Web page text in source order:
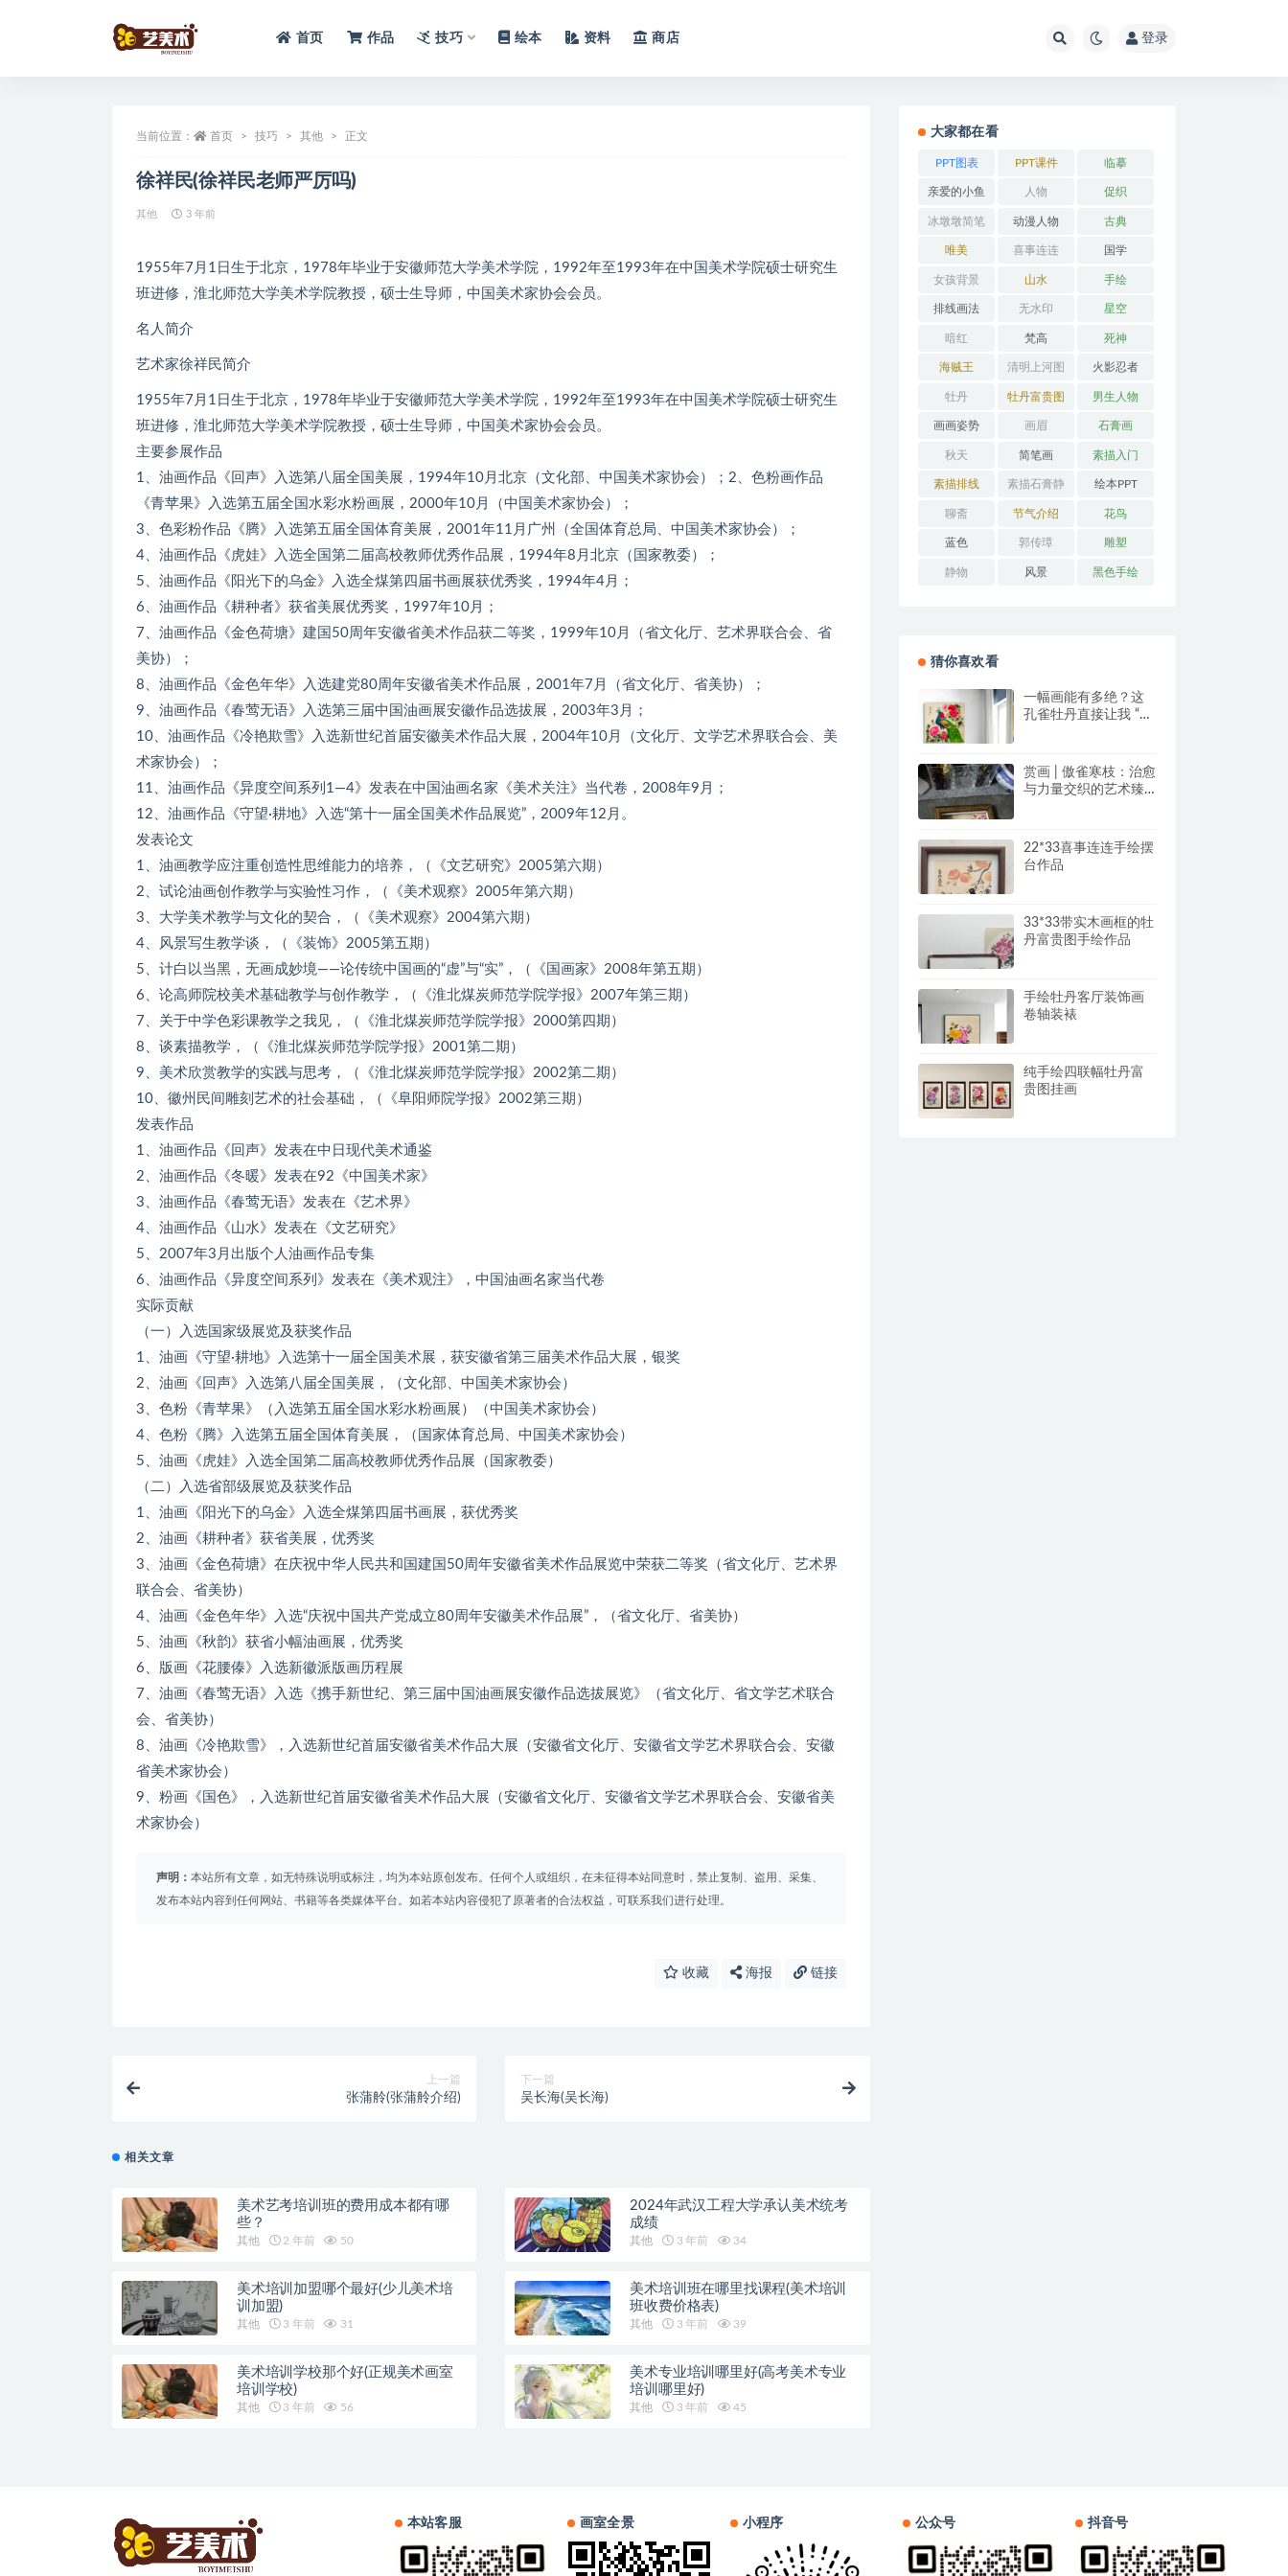
首页 作品 技巧 绘本 资料 商店 登录
当前位置： 首页 技巧 其他 正文
徐祥民(徐祥民老师严厉吗)
其他 3 年前
1955年7月1日生于北京，1978年毕业于安徽师范大学美术学院，1992年至1993年在中国美术学院硕士研究生
班进修，淮北师范大学美术学院教授，硕士生导师，中国美术家协会会员。
名人简介
艺术家徐祥民简介
1955年7月1日生于北京，1978年毕业于安徽师范大学美术学院，1992年至1993年在中国美术学院硕士研究生
班进修，淮北师范大学美术学院教授，硕士生导师，中国美术家协会会员。
主要参展作品
1、油画作品《回声》入选第八届全国美展，1994年10月北京（文化部、中国美术家协会）；2、色粉画作品
《青苹果》入选第五届全国水彩水粉画展，2000年10月（中国美术家协会）；
3、色彩粉作品《腾》入选第五届全国体育美展，2001年11月广州（全国体育总局、中国美术家协会）；
4、油画作品《虎娃》入选全国第二届高校教师优秀作品展，1994年8月北京（国家教委）；
5、油画作品《阳光下的乌金》入选全煤第四届书画展获优秀奖，1994年4月；
6、油画作品《耕种者》获省美展优秀奖，1997年10月；
7、油画作品《金色荷塘》建国50周年安徽省美术作品获二等奖，1999年10月（省文化厅、艺术界联合会、省
美协）；
8、油画作品《金色年华》入选建党80周年安徽省美术作品展，2001年7月（省文化厅、省美协）；
9、油画作品《春莺无语》入选第三届中国油画展安徽作品选拔展，2003年3月；
10、油画作品《冷艳欺雪》入选新世纪首届安徽美术作品大展，2004年10月（文化厅、文学艺术界联合会、美
术家协会）；
11、油画作品《异度空间系列1—4》发表在中国油画名家《美术关注》当代卷，2008年9月；
12、油画作品《守望·耕地》入选“第十一届全国美术作品展览”，2009年12月。
发表论文
1、油画教学应注重创造性思维能力的培养，（《文艺研究》2005第六期）
2、试论油画创作教学与实验性习作，（《美术观察》2005年第六期）
3、大学美术教学与文化的契合，（《美术观察》2004第六期）
4、风景写生教学谈，（《装饰》2005第五期）
5、计白以当黑，无画成妙境——论传统中国画的“虚”与“实”，（《国画家》2008年第五期）
6、论高师院校美术基础教学与创作教学，（《淮北煤炭师范学院学报》2007年第三期）
7、关于中学色彩课教学之我见，（《淮北煤炭师范学院学报》2000第四期）
8、谈素描教学，（《淮北煤炭师范学院学报》2001第二期）
9、美术欣赏教学的实践与思考，（《淮北煤炭师范学院学报》2002第二期）
10、徽州民间雕刻艺术的社会基础，（《阜阳师院学报》2002第三期）
发表作品
1、油画作品《回声》发表在中日现代美术通鉴
2、油画作品《冬暖》发表在92《中国美术家》
3、油画作品《春莺无语》发表在《艺术界》
4、油画作品《山水》发表在《文艺研究》
5、2007年3月出版个人油画作品专集
6、油画作品《异度空间系列》发表在《美术观注》，中国油画名家当代卷
实际贡献
（一）入选国家级展览及获奖作品
1、油画《守望·耕地》入选第十一届全国美术展，获安徽省第三届美术作品大展，银奖
2、油画《回声》入选第八届全国美展，（文化部、中国美术家协会）
3、色粉《青苹果》（入选第五届全国水彩水粉画展）（中国美术家协会）
4、色粉《腾》入选第五届全国体育美展，（国家体育总局、中国美术家协会）
5、油画《虎娃》入选全国第二届高校教师优秀作品展（国家教委）
（二）入选省部级展览及获奖作品
1、油画《阳光下的乌金》入选全煤第四届书画展，获优秀奖
2、油画《耕种者》获省美展，优秀奖
3、油画《金色荷塘》在庆祝中华人民共和国建国50周年安徽省美术作品展览中荣获二等奖（省文化厅、艺术界
联合会、省美协）
4、油画《金色年华》入选“庆祝中国共产党成立80周年安徽美术作品展”，（省文化厅、省美协）
5、油画《秋韵》获省小幅油画展，优秀奖
6、版画《花腰傣》入选新徽派版画历程展
7、油画《春莺无语》入选《携手新世纪、第三届中国油画展安徽作品选拔展览》（省文化厅、省文学艺术联合
会、省美协）
8、油画《冷艳欺雪》，入选新世纪首届安徽省美术作品大展（安徽省文化厅、安徽省文学艺术界联合会、安徽
省美术家协会）
9、粉画《国色》，入选新世纪首届安徽省美术作品大展（安徽省文化厅、安徽省文学艺术界联合会、安徽省美
术家协会）
声明： 本站所有文章，如无特殊说明或标注，均为本站原创发布。任何个人或组织，在未征得本站同意时，禁止复制、盗用、采集、
发布本站内容到任何网站、书籍等各类媒体平台。如若本站内容侵犯了原著者的合法权益，可联系我们进行处理。
收藏 海报 链接
上一篇
张蒲舲(张蒲舲介绍)
下一篇
吴长海(吴长海)
相关文章
美术艺考培训班的费用成本都有哪
些？
其他 2 年前 50
2024年武汉工程大学承认美术统考
成绩
其他 3 年前 34
美术培训加盟哪个最好(少儿美术培
训加盟)
其他 3 年前 31
美术培训班在哪里找课程(美术培训
班收费价格表)
其他 3 年前 39
美术培训学校那个好(正规美术画室
培训学校)
其他 3 年前 56
美术专业培训哪里好(高考美术专业
培训哪里好)
其他 3 年前 45
大家都在看
PPT图表 PPT课件 临摹
亲爱的小鱼 人物 促织
冰墩墩简笔
画
动漫人物 古典
唯美 喜事连连 国学
女孩背景 山水 手绘
排线画法 无水印 星空
暗红 梵高 死神
海贼王 清明上河图 火影忍者
牡丹 牡丹富贵图 男生人物
画画姿势 画眉 石膏画
秋天 简笔画 素描入门
素描排线 素描石膏静
物
绘本PPT
聊斋 节气介绍 花鸟
蓝色 郭传璋 雕塑
静物 风景 黑色手绘
猜你喜欢看
一幅画能有多绝？这
孔雀牡丹直接让我 “哇
赏画 | 傲雀寒枝：治愈
与力量交织的艺术臻
22*33喜事连连手绘摆
台作品
33*33带实木画框的牡
丹富贵图手绘作品
手绘牡丹客厅装饰画
卷轴装裱
纯手绘四联幅牡丹富
贵图挂画
本站客服 画室全景 小程序 公众号 抖音号